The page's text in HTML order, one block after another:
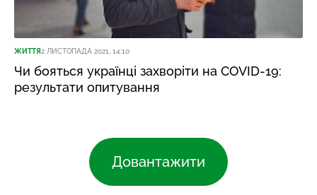
ЖИТТЯ2 ЛИСТОПАДА 2021, 14:10
Чи бояться українці захворіти на COVID-19:
результати опитування
Довантажити